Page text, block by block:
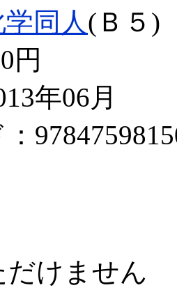
同人(Ｂ５)
円
年06月
だけません